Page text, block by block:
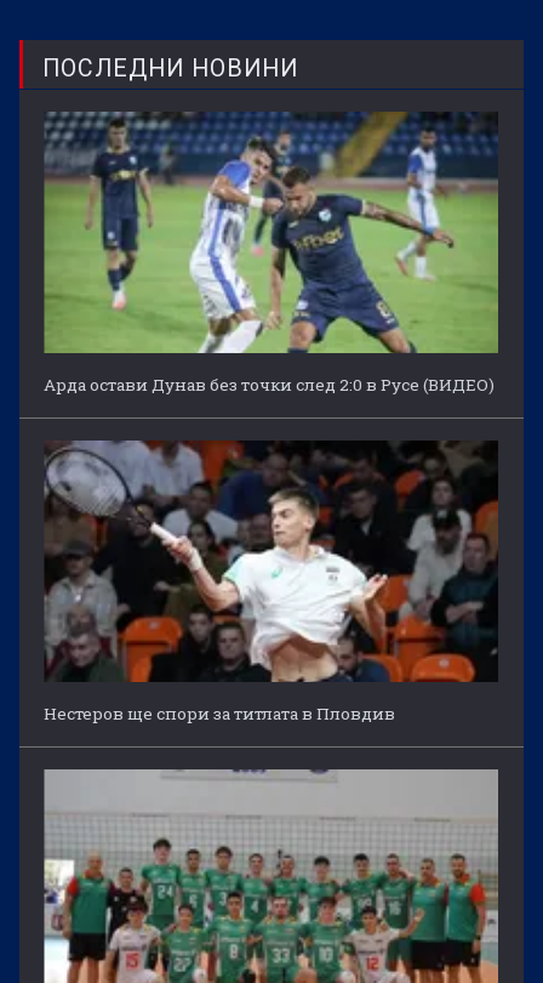
ПОСЛЕДНИ НОВИНИ
Арда остави Дунав без точки след 2:0 в Русе (ВИДЕО)
Нестеров ще спори за титлата в Пловдив